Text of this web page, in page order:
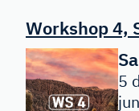
Workshop 4,
5